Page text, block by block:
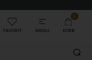
FAVORIT MENU
0
KORB